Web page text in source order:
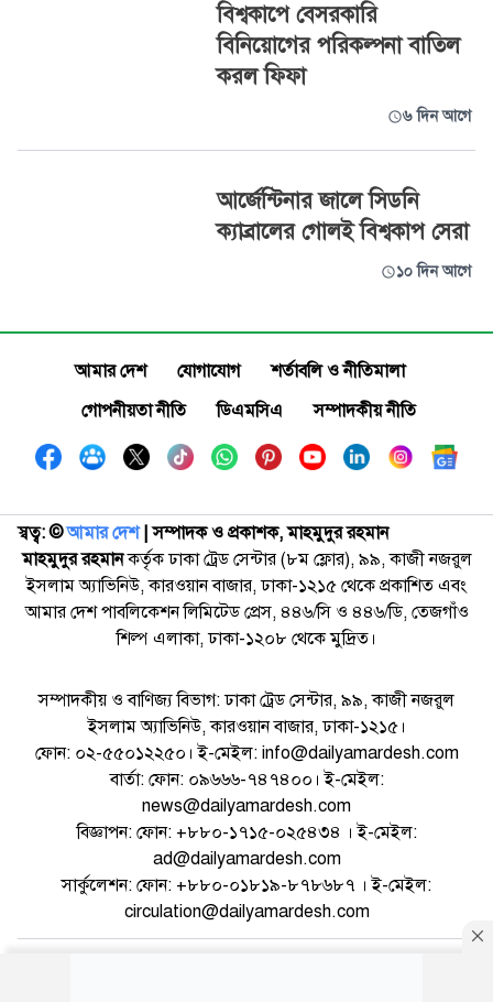
বিশ্বকাপে বেসরকারি
বিনিয়োগের পরিকল্পনা বাতিল
করল ফিফা
৬ দিন আগে
আর্জেন্টিনার জালে সিডনি
ক্যাব্রালের গোলই বিশ্বকাপ সেরা
১০ দিন আগে
আমার দেশ যোগাযোগ
শর্তাবলি ও নীতিমালা
গোপনীয়তা নীতি
ডিএমসিএ সম্পাদকীয় নীতি
স্বত্ব: ©️আমার দেশ| সম্পাদক ও প্রকাশক, মাহমুদুর রহমান
মাহমুদুর রহমানকর্তৃক ঢাকা ট্রেড সেন্টার (৮ম ফ্লোর), ৯৯, কাজী নজরুল
ইসলাম অ্যাভিনিউ, কারওয়ান বাজার, ঢাকা-১২১৫ থেকে প্রকাশিত এবং
আমার দেশ পাবলিকেশন লিমিটেড প্রেস, ৪৪৬/সি ও ৪৪৬/ডি, তেজগাঁও
শিল্প এলাকা, ঢাকা-১২০৮ থেকে মুদ্রিত।
সম্পাদকীয় ও বাণিজ্য বিভাগ: ঢাকা ট্রেড সেন্টার, ৯৯, কাজী নজরুল
ইসলাম অ্যাভিনিউ, কারওয়ান বাজার, ঢাকা-১২১৫।
ফোন: ০২-৫৫০১২২৫০। ই-মেইল: info@dailyamardesh.com
বার্তা: ফোন: ০৯৬৬৬-৭৪৭৪০০। ই-মেইল:
news@dailyamardesh.com
বিজ্ঞাপন: ফোন: +৮৮০-১৭১৫-০২৫৪৩৪ । ই-মেইল:
ad@dailyamardesh.com
সার্কুলেশন: ফোন: +৮৮০-০১৮১৯-৮৭৮৬৮৭ । ই-মেইল:
circulation@dailyamardesh.com